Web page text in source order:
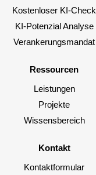
Kostenloser KI-Check
KI-Potenzial Analyse
Verankerungsmandat
Ressourcen
Leistungen
Projekte
Wissensbereich
Kontakt
Kontaktformular